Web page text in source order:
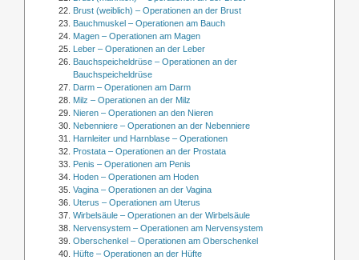
Brust (weiblich) – Operationen an der Brust
Bauchmuskel – Operationen am Bauch
Magen – Operationen am Magen
Leber – Operationen an der Leber
Bauchspeicheldrüse – Operationen an der
Bauchspeicheldrüse
Darm – Operationen am Darm
Milz – Operationen an der Milz
Nieren – Operationen an den Nieren
Nebenniere – Operationen an der Nebenniere
Harnleiter und Harnblase – Operationen
Prostata – Operationen an der Prostata
Penis – Operationen am Penis
Hoden – Operationen am Hoden
Vagina – Operationen an der Vagina
Uterus – Operationen am Uterus
Wirbelsäule – Operationen an der Wirbelsäule
Nervensystem – Operationen am Nervensystem
Oberschenkel – Operationen am Oberschenkel
Hüfte – Operationen an der Hüfte